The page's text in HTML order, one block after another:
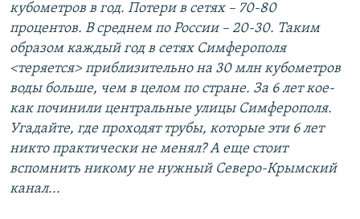
кубометров в год. Потери в сетях – 70-80
процентов. В среднем по России – 20-30. Таким
образом каждый год в сетях Симферополя
<теряется> приблизительно на 30 млн кубометров
воды больше, чем в целом по стране. За 6 лет кое-
как починили центральные улицы Симферополя.
Угадайте, где проходят трубы, которые эти 6 лет
никто практически не менял? А еще стоит
вспомнить никому не нужный Северо-Крымский
канал...